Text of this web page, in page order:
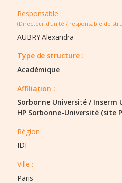
Responsable :
(Directeur d'unité / responsable de
AUBRY Alexandra
Type de structure :​
Académique
Affiliation :
Sorbonne Université / Inserm
HP Sorbonne-Université (site
Région :​​
IDF
Ville :​​
Paris